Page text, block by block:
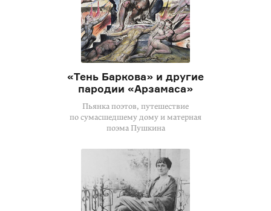
«Тень Баркова» и другие
пародии «Арзамаса»
Пьянка поэтов, путешествие
по сумасшедшему дому и матерная
поэма Пушкина